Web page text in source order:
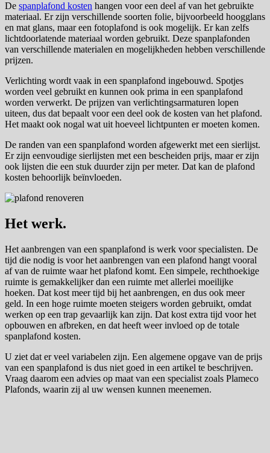
De spanplafond kosten hangen voor een deel af van het gebruikte
materiaal. Er zijn verschillende soorten folie, bijvoorbeeld hoogglans
en mat glans, maar een fotoplafond is ook mogelijk. Er kan zelfs
lichtdoorlatende materiaal worden gebruikt. Deze spanplafonden
van verschillende materialen en mogelijkheden hebben verschillende
prijzen.
Verlichting wordt vaak in een spanplafond ingebouwd. Spotjes
worden veel gebruikt en kunnen ook prima in een spanplafond
worden verwerkt. De prijzen van verlichtingsarmaturen lopen
uiteen, dus dat bepaalt voor een deel ook de kosten van het plafond.
Het maakt ook nogal wat uit hoeveel lichtpunten er moeten komen.
De randen van een spanplafond worden afgewerkt met een sierlijst.
Er zijn eenvoudige sierlijsten met een bescheiden prijs, maar er zijn
ook lijsten die een stuk duurder zijn per meter. Dat kan de plafond
kosten behoorlijk beïnvloeden.
Het werk.
Het aanbrengen van een spanplafond is werk voor specialisten. De
tijd die nodig is voor het aanbrengen van een plafond hangt vooral
af van de ruimte waar het plafond komt. Een simpele, rechthoekige
ruimte is gemakkelijker dan een ruimte met allerlei moeilijke
hoeken. Dat kost meer tijd bij het aanbrengen, en dus ook meer
geld. In een hoge ruimte moeten steigers worden gebruikt, omdat
werken op een trap gevaarlijk kan zijn. Dat kost extra tijd voor het
opbouwen en afbreken, en dat heeft weer invloed op de totale
spanplafond kosten.
U ziet dat er veel variabelen zijn. Een algemene opgave van de prijs
van een spanplafond is dus niet goed in een artikel te beschrijven.
Vraag daarom een advies op maat van een specialist zoals Plameco
Plafonds, waarin zij al uw wensen kunnen meenemen.